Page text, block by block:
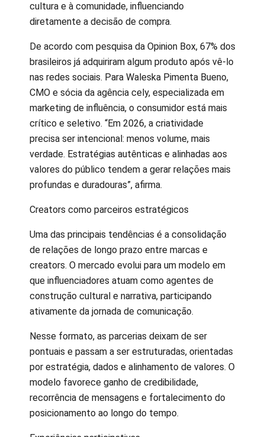
cultura e à comunidade, influenciando
diretamente a decisão de compra.
De acordo com pesquisa da Opinion Box, 67% dos
brasileiros já adquiriram algum produto após vê-lo
nas redes sociais. Para Waleska Pimenta Bueno,
CMO e sócia da agência cely, especializada em
marketing de influência, o consumidor está mais
crítico e seletivo. “Em 2026, a criatividade
precisa ser intencional: menos volume, mais
verdade. Estratégias autênticas e alinhadas aos
valores do público tendem a gerar relações mais
profundas e duradouras”, afirma.
Creators como parceiros estratégicos
Uma das principais tendências é a consolidação
de relações de longo prazo entre marcas e
creators. O mercado evolui para um modelo em
que influenciadores atuam como agentes de
construção cultural e narrativa, participando
ativamente da jornada de comunicação.
Nesse formato, as parcerias deixam de ser
pontuais e passam a ser estruturadas, orientadas
por estratégia, dados e alinhamento de valores. O
modelo favorece ganho de credibilidade,
recorrência de mensagens e fortalecimento do
posicionamento ao longo do tempo.